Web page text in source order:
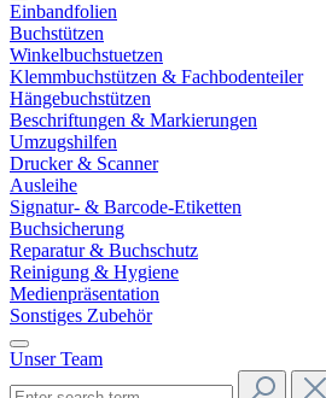
Einbandfolien
Buchstützen
Winkelbuchstuetzen
Klemmbuchstützen & Fachbodenteiler
Hängebuchstützen
Beschriftungen & Markierungen
Umzugshilfen
Drucker & Scanner
Ausleihe
Signatur- & Barcode-Etiketten
Buchsicherung
Reparatur & Buchschutz
Reinigung & Hygiene
Medienpräsentation
Sonstiges Zubehör
Unser Team